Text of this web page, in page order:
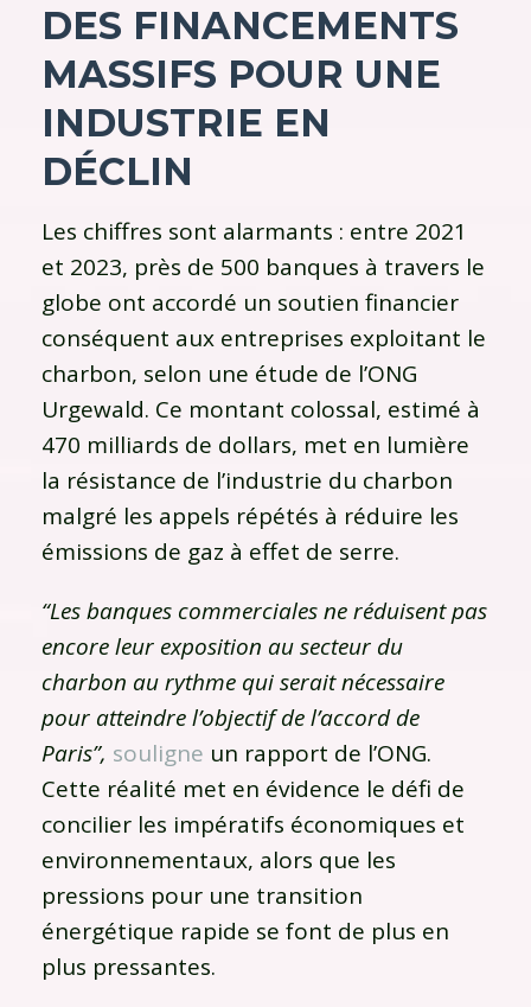
DES FINANCEMENTS
MASSIFS POUR UNE
INDUSTRIE EN
DÉCLIN
Les chiffres sont alarmants : entre 2021
et 2023, près de 500 banques à travers le
globe ont accordé un soutien financier
conséquent aux entreprises exploitant le
charbon, selon une étude de l’ONG
Urgewald. Ce montant colossal, estimé à
470 milliards de dollars, met en lumière
la résistance de l’industrie du charbon
malgré les appels répétés à réduire les
émissions de gaz à effet de serre.
“Les banques commerciales ne réduisent pas
encore leur exposition au secteur du
charbon au rythme qui serait nécessaire
pour atteindre l’objectif de l’accord de
Paris”, souligne un rapport de l’ONG.
Cette réalité met en évidence le défi de
concilier les impératifs économiques et
environnementaux, alors que les
pressions pour une transition
énergétique rapide se font de plus en
plus pressantes.